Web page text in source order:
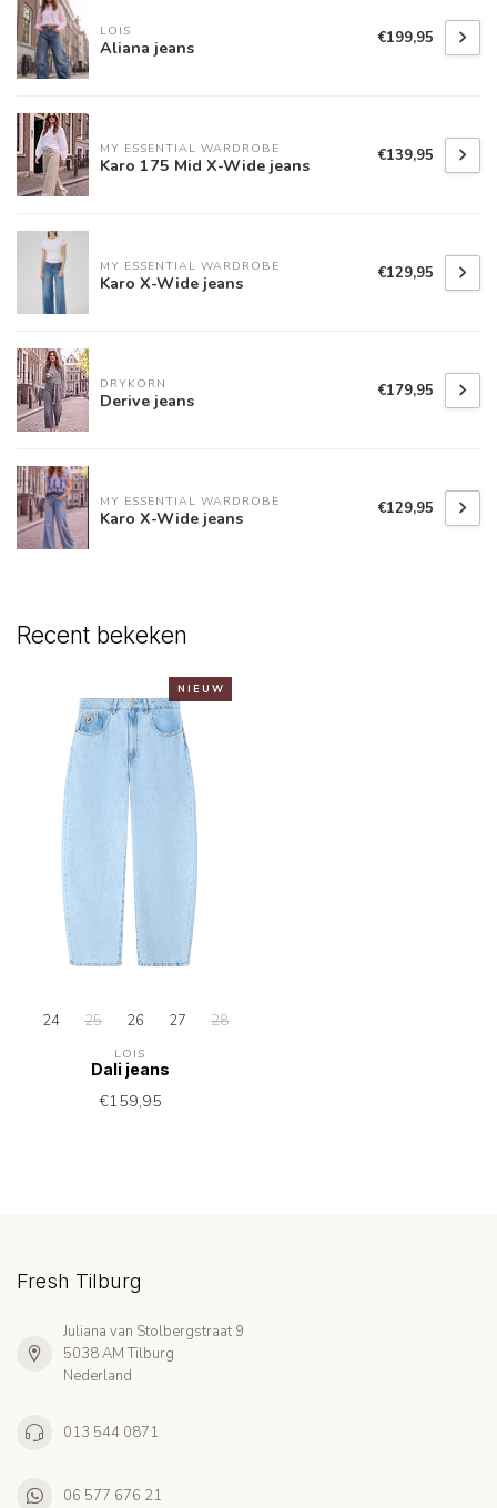
LOIS
Aliana jeans €199,95
MY ESSENTIAL WARDROBE
Karo 175 Mid X-Wide jeans €139,95
MY ESSENTIAL WARDROBE
Karo X-Wide jeans €129,95
DRYKORN
Derive jeans €179,95
MY ESSENTIAL WARDROBE
Karo X-Wide jeans €129,95
Recent bekeken
N I E U W
24 25 26 27 28
LOIS
Dali jeans
€159,95
Fresh Tilburg
Juliana van Stolbergstraat 9
5038 AM Tilburg
Nederland
013 544 0871
06 577 676 21